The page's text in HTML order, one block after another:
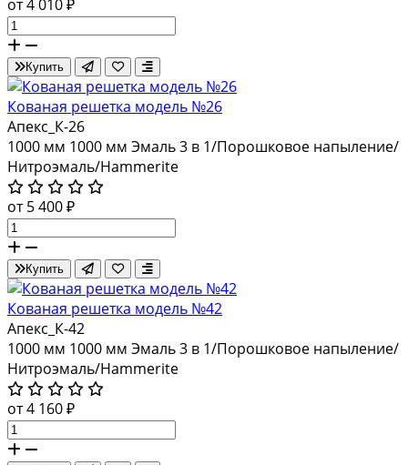
от 4 010 ₽
Купить
Кованая решетка модель №26
Апекс_К-26
1000 мм 1000 мм Эмаль 3 в 1/Порошковое напыление/
Нитроэмаль/Hammerite
от 5 400 ₽
Купить
Кованая решетка модель №42
Апекс_К-42
1000 мм 1000 мм Эмаль 3 в 1/Порошковое напыление/
Нитроэмаль/Hammerite
от 4 160 ₽